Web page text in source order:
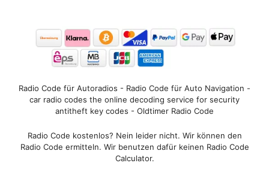
Radio Code für Autoradios - Radio Code für Auto Navigation -
car radio codes the online decoding service for security
antitheft key codes - Oldtimer Radio Code
Radio Code kostenlos? Nein leider nicht. Wir können den
Radio Code ermitteln. Wir benutzen dafür keinen Radio Code
Calculator.